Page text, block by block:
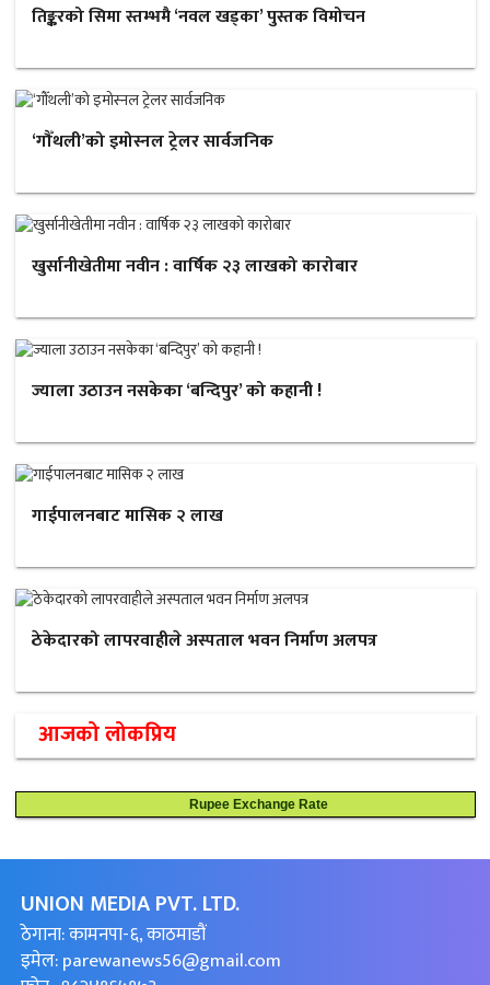
तिङ्करको सिमा स्तम्भमै ‘नवल खड्का’ पुस्तक विमोचन
‘गौँथली’को इमोस्नल ट्रेलर सार्वजनिक
खुर्सानीखेतीमा नवीन : वार्षिक २३ लाखको कारोबार
ज्याला उठाउन नसकेका ‘बन्दिपुर’ को कहानी !
गाईपालनबाट मासिक २ लाख
ठेकेदारको लापरवाहीले अस्पताल भवन निर्माण अलपत्र
आजको लोकप्रिय
Rupee Exchange Rate
UNION MEDIA PVT. LTD.
ठेगाना: कामनपा-६, काठमाडौं
इमेल:parewanews56@gmail.com